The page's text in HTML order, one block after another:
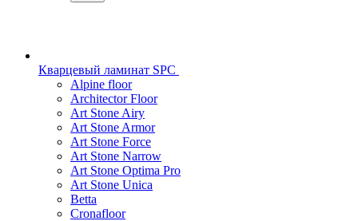
Кварцевый ламинат SPC
Alpine floor
Architector Floor
Art Stone Airy
Art Stone Armor
Art Stone Force
Art Stone Narrow
Art Stone Optima Pro
Art Stone Unica
Betta
Cronafloor